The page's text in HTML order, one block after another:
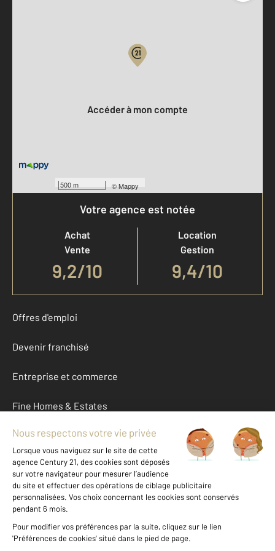
500 m ©Mappy
Accéder à mon compte
Votre agence est notée
Achat
Vente
9,2/10
Location
Gestion
9,4/10
Offres d'emploi
Devenir franchisé
Entreprise et commerce
Fine Homes & Estates
À propos
International
Nous contacter